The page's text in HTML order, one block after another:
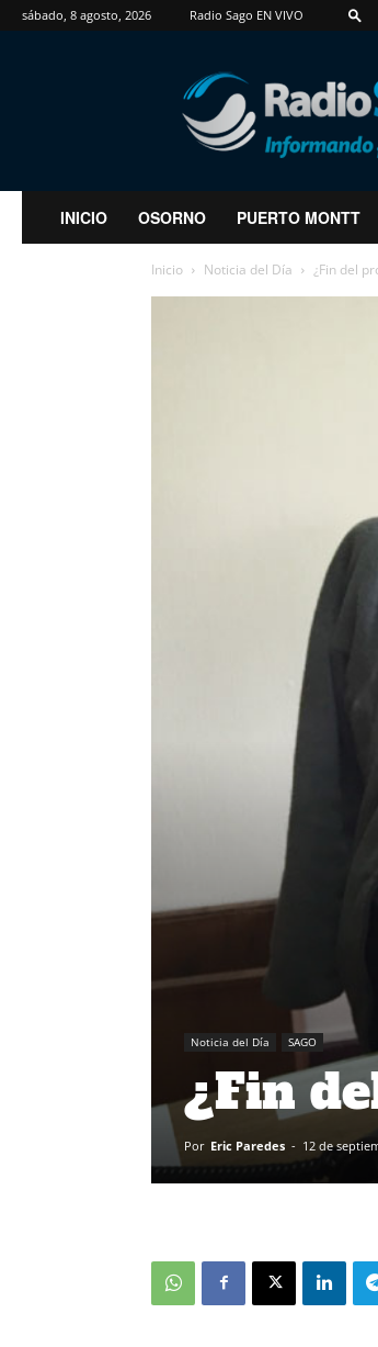
sábado, 8 agosto, 2026 Radio Sago EN VIVO
RadioSago
INICIO OSORNO PUERTO MONTT
Inicio Noticia del Día ¿Fin del
Noticia del Día SAGO
¿Fin
Por Eric Paredes - 12 de